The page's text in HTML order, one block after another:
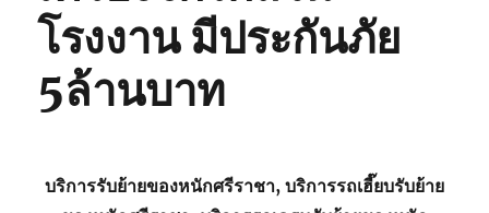
โรงงาน มีประกันภัย
5ล้านบาท
บริการรับย้ายของหนักศรีราชา, บริการรถเฮี๊ยบรับย้าย